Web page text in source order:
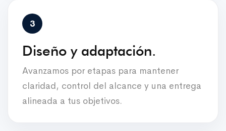
Diseño y adaptación.
Avanzamos por etapas para mantener
claridad, control del alcance y una entrega
alineada a tus objetivos.